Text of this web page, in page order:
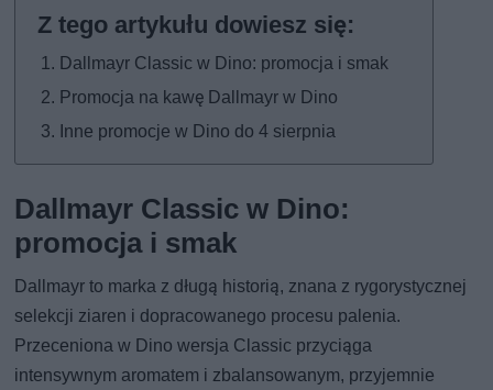
Dallmayr Classic w Dino: promocja i smak
Promocja na kawę Dallmayr w Dino
Inne promocje w Dino do 4 sierpnia
Dallmayr Classic w Dino:
promocja i smak
Dallmayr to marka z długą historią, znana z rygorystycznej
selekcji ziaren i dopracowanego procesu palenia.
Przeceniona w Dino wersja Classic przyciąga
intensywnym aromatem i zbalansowanym, przyjemnie